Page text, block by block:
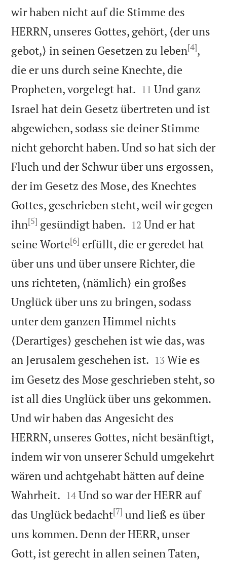
wir haben nicht auf die Stimme des
HERRN, unseres Gottes, gehört, ⟨der uns
gebot,⟩ in seinen Gesetzen zu leben[4],
die er uns durch seine Knechte, die
Propheten, vorgelegt hat. 

11 Und ganz
Israel hat dein Gesetz übertreten und ist
abgewichen, sodass sie deiner Stimme
nicht gehorcht haben. Und so hat sich der
Fluch und der Schwur über uns ergossen,
der im Gesetz des Mose, des Knechtes
Gottes, geschrieben steht, weil wir gegen
ihn[5] gesündigt haben. 

12 Und er hat
seine Worte[6] erfüllt, die er geredet hat
über uns und über unsere Richter, die
uns richteten, ⟨nämlich⟩ ein großes
Unglück über uns zu bringen, sodass
unter dem ganzen Himmel nichts
⟨Derartiges⟩ geschehen ist wie das, was
an Jerusalem geschehen ist. 

13 Wie es
im Gesetz des Mose geschrieben steht, so
ist all dies Unglück über uns gekommen.
Und wir haben das Angesicht des
HERRN, unseres Gottes, nicht besänftigt,
indem wir von unserer Schuld umgekehrt
wären und achtgehabt hätten auf deine
Wahrheit. 

14 Und so war der HERR auf
das Unglück bedacht[7] und ließ es über
uns kommen. Denn der HERR, unser
Gott, ist gerecht in allen seinen Taten,